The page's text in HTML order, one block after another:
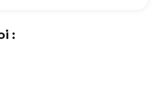
:
? Vous souhaitez acheter ou vendre